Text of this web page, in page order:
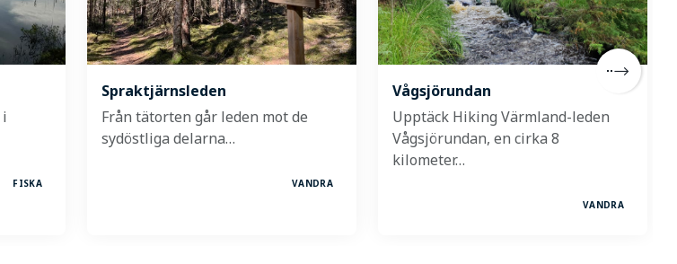
i
FISKA
Spraktjärnsleden
Från tätorten går leden mot de
sydöstliga delarna…
VANDRA
Vågsjörundan
Upptäck Hiking Värmland-leden
Vågsjörundan, en cirka 8
kilometer…
VANDRA